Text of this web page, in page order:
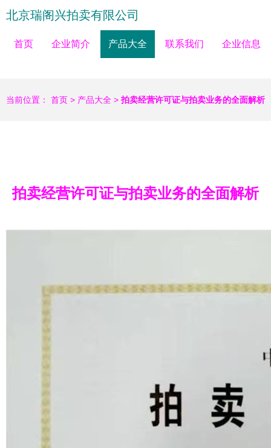
北京瑞阁兴拍卖有限公司
首页 企业简介 产品大全 联系我们 企业信息
当前位置： 首页 > 产品大全 > 拍卖经营许可证与拍卖业务的全面解析
拍卖经营许可证与拍卖业务的全面解析